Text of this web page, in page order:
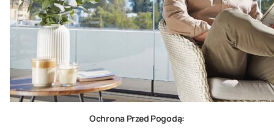
Ochrona Przed Pogodą: